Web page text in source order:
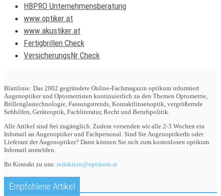
HBPRO Unternehmensberatung
www.optiker.at
www.akustiker.at
Fertigbrillen Check
VersicherungsNr Check
Blattlinie: Das 2002 gegründete Online-Fachmagazin optikum informiert
Augenoptiker und Optometristen kontinuierlich zu den Themen Optometrie,
Brillenglastechnologie, Fassungstrends, Kontaktlinsenoptik, vergrößernde
Sehhilfen, Geräteoptik, Fachliteratur, Recht und Berufspolitik.
Alle Artikel sind frei zugänglich. Zudem versenden wir alle 2-3 Wochen ein
Infomail an Augenoptiker und Fachpersonal. Sind Sie AugenoptikerIn oder
Lieferant der Augenoptiker? Dann können Sie sich zum kostenlosen optikum
Infomail anmelden.
Ihr Kontakt zu uns: redaktion@optikum.at
Empfohlene Artikel